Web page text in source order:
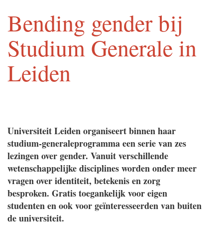
Bending gender bij
Studium Generale in
Leiden
Universiteit Leiden organiseert binnen haar
studium-generaleprogramma een serie van zes
lezingen over gender. Vanuit verschillende
wetenschappelijke disciplines worden onder meer
vragen over identiteit, betekenis en zorg
besproken. Gratis toegankelijk voor eigen
studenten en ook voor geïnteresseerden van buiten
de universiteit.